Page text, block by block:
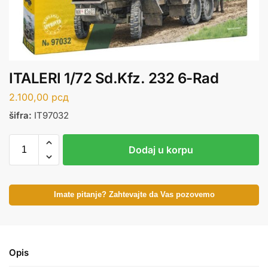
ITALERI 1/72 Sd.Kfz. 232 6-Rad
2.100,00 рсд
šifra: IT97032
Dodaj u korpu
Imate pitanje? Zahtevajte da Vas pozovemo
Opis